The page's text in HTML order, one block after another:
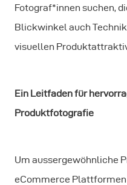
Fotograf*innen suchen,
Blickwinkel auch
visuellen
Ein Leitfaden für
Produktfotografie
Um aussergewöhnliche
eCommerce